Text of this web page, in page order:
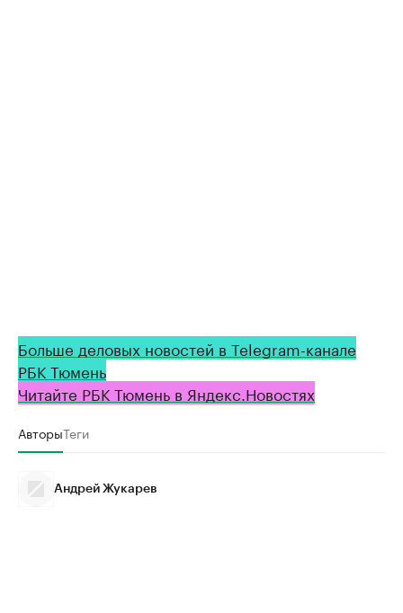
Больше деловых новостей в Telegram-канале
РБК Тюмень
Читайте РБК Тюмень в Яндекс.Новостях
АвторыТеги
Андрей Жукарев